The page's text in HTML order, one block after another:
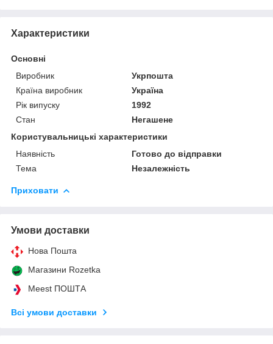
Характеристики
Основні
Виробник
Укрпошта
Країна виробник
Україна
Рік випуску
1992
Стан
Негашене
Користувальницькі характеристики
Наявність
Готово до відправки
Тема
Незалежність
Приховати
Умови доставки
Нова Пошта
Магазини Rozetka
Meest ПОШТА
Всі умови доставки